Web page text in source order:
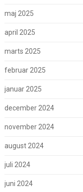
maj 2025
april 2025
marts 2025
februar 2025
januar 2025
december 2024
november 2024
august 2024
juli 2024
juni 2024